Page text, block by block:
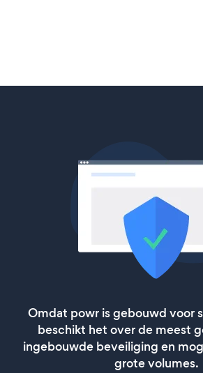
Omdat powr is gebouwd voor
beschikt het over de meest
ingebouwde beveiliging en
grote volumes.